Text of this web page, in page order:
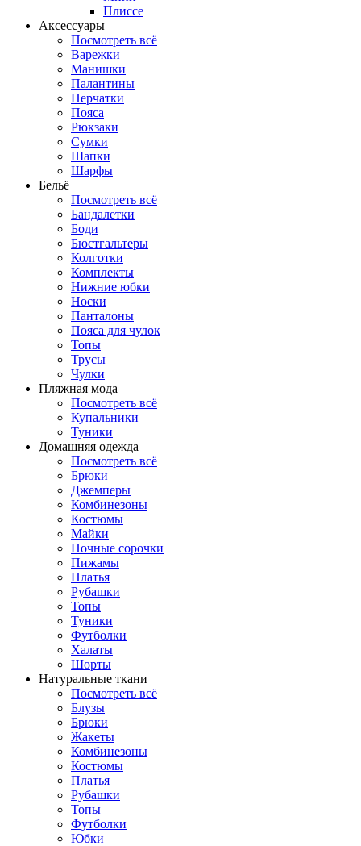
Плиссе
Аксессуары
Посмотреть всё
Варежки
Манишки
Палантины
Перчатки
Пояса
Рюкзаки
Сумки
Шапки
Шарфы
Бельё
Посмотреть всё
Бандалетки
Боди
Бюстгальтеры
Колготки
Комплекты
Нижние юбки
Носки
Панталоны
Поясa для чулок
Топы
Трусы
Чулки
Пляжная мода
Посмотреть всё
Купальники
Туники
Домашняя одежда
Посмотреть всё
Брюки
Джемперы
Комбинезоны
Костюмы
Майки
Ночные сорочки
Пижамы
Платья
Рубашки
Топы
Туники
Футболки
Халаты
Шорты
Натуральные ткани
Посмотреть всё
Блузы
Брюки
Жакеты
Комбинезоны
Костюмы
Платья
Рубашки
Топы
Футболки
Юбки